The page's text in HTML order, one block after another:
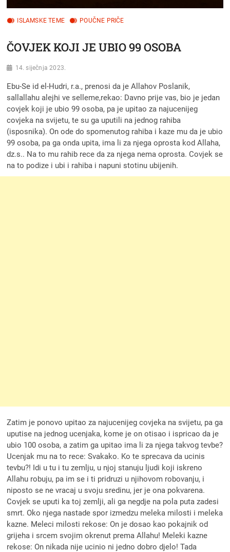
ISLAMSKE TEME POUČNE PRIČE
ČOVJEK KOJI JE UBIO 99 OSOBA
14. siječnja 2023.
Ebu-Se id el-Hudri, r.a., prenosi da je Allahov Poslanik,
sallallahu alejhi ve selleme,rekao: Davno prije vas, bio je jedan
covjek koji je ubio 99 osoba, pa je upitao za najucenijeg
covjeka na svijetu, te su ga uputili na jednog rahiba
(isposnika). On ode do spomenutog rahiba i kaze mu da je ubio
99 osoba, pa ga onda upita, ima li za njega oprosta kod Allaha,
dz.s.. Na to mu rahib rece da za njega nema oprosta. Covjek se
na to podize i ubi i rahiba i napuni stotinu ubijenih.
Zatim je ponovo upitao za najucenijeg covjeka na svijetu, pa ga
uputise na jednog ucenjaka, kome je on otisao i ispricao da je
ubio 100 osoba, a zatim ga upitao ima li za njega takvog tevbe?
Ucenjak mu na to rece: Svakako. Ko te sprecava da ucinis
tevbu?! Idi u tu i tu zemlju, u njoj stanuju ljudi koji iskreno
Allahu robuju, pa im se i ti pridruzi u njihovom robovanju, i
niposto se ne vracaj u svoju sredinu, jer je ona pokvarena.
Covjek se uputi ka toj zemlji, ali ga negdje na pola puta zadesi
smrt. Oko njega nastade spor izmedzu meleka milosti i meleka
kazne. Meleci milosti rekose: On je dosao kao pokajnik od
grijeha i srcem svojim okrenut prema Allahu! Meleki kazne
rekose: On nikada nije ucinio ni jedno dobro djelo! Tada